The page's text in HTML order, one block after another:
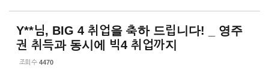
Y**님, BIG 4 취업을 축하 드립니다! _ 영주
권 취득과 동시에 빅4 취업까지
조회 수 4470